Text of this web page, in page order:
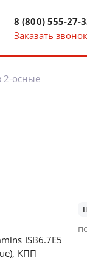
8 (800) 555-27-
Заказать звонок
2-осные
ISB6.7E5
КПП